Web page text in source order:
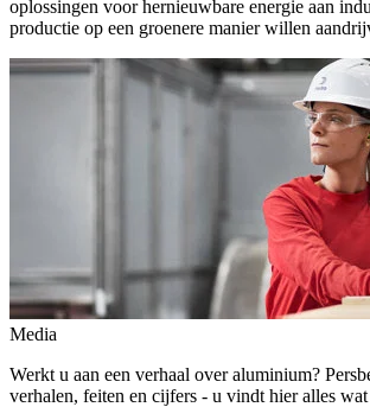
oplossingen voor hernieuwbare energie aan
productie op een groenere manier willen
Media
Werkt u aan een verhaal over aluminium?
verhalen, feiten en cijfers - u vindt hier alles